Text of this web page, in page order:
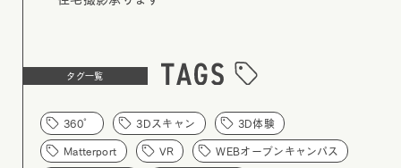
タグ一覧
360° 3Dスキャン 3D体験
Matterport VR WEBオープンキャンパス